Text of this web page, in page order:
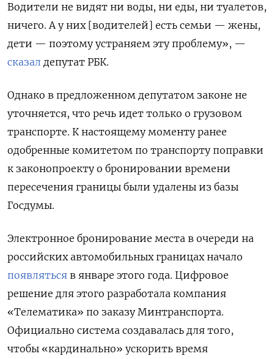
Водители не видят ни воды, ни еды, ни туалетов,
ничего. А у них [водителей] есть семьи — жены,
дети — поэтому устраняем эту проблему», —
сказал депутат РБК.
Однако в предложенном депутатом законе не
уточняется, что речь идет только о грузовом
транспорте. К настоящему моменту ранее
одобренные комитетом по транспорту поправки
к законопроекту о бронировании времени
пересечения границы были удалены из базы
Госдумы.
Электронное бронирование места в очереди на
российских автомобильных границах начало
появляться в январе этого года. Цифровое
решение для этого разработала компания
«Телематика» по заказу Минтранспорта.
Официально система создавалась для того,
чтобы «кардинально» ускорить время